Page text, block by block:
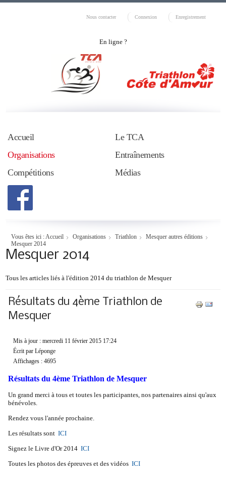
Nous contacter Connexion Enregistrement
En ligne ?
Accueil
Le TCA
Organisations
Entraînements
Compétitions
Médias
Vous êtes ici :Accueil Organisations Triathlon
Mesquer autres éditions
Mesquer 2014
Mesquer 2014
Tous les articles liés à l'édition 2014 du triathlon de Mesquer
Résultats du 4ème Triathlon de
Mesquer
Mis à jour : mercredi 11 février 2015 17:24
Écrit par Léponge
Affichages : 4695
Résultats du 4ème Triathlon de Mesquer
Un grand merci à tous et toutes les participantes, nos partenaires ainsi qu'aux
bénévoles.
Rendez vous l'année prochaine.
Les résultats sontICI
Signez le Livre d'Or 2014ICI
Toutes les photos des épreuves et des vidéosICI